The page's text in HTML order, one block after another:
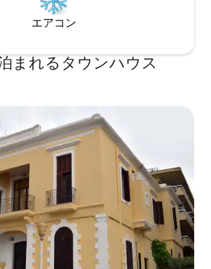
エアコン
まれるタウンハウス